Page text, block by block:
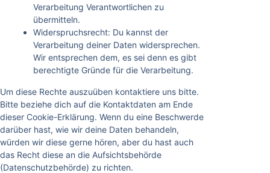
Verarbeitung Verantwortlichen zu
übermitteln.
Widerspruchsrecht: Du kannst der
Verarbeitung deiner Daten widersprechen.
Wir entsprechen dem, es sei denn es gibt
berechtigte Gründe für die Verarbeitung.
Um diese Rechte auszuüben kontaktiere uns bitte.
Bitte beziehe dich auf die Kontaktdaten am Ende
dieser Cookie-Erklärung. Wenn du eine Beschwerde
darüber hast, wie wir deine Daten behandeln,
würden wir diese gerne hören, aber du hast auch
das Recht diese an die Aufsichtsbehörde
(Datenschutzbehörde) zu richten.